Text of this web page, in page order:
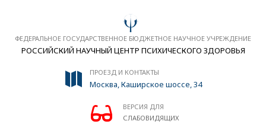
ФЕДЕРАЛЬНОЕ ГОСУДАРСТВЕННОЕ БЮДЖЕТНОЕ НАУЧНОЕ УЧРЕЖДЕНИЕ
РОССИЙСКИЙ НАУЧНЫЙ ЦЕНТР ПСИХИЧЕСКОГО ЗДОРОВЬЯ
ПРОЕЗД И КОНТАКТЫ
Москва, Каширское шоссе, 34
ВЕРСИЯ ДЛЯ
СЛАБОВИДЯЩИХ